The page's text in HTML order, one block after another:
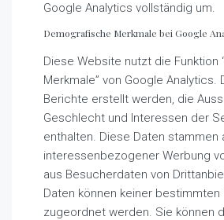
Google Analytics vollständig um.
Demografische Merkmale bei Google
Diese Website nutzt die Funktion
Merkmale” von Google Analytics.
Berichte erstellt werden, die
Geschlecht und Interessen der
enthalten. Diese Daten stammen
interessenbezogener Werbung
aus Besucherdaten von
Daten können keiner bestimmten
zugeordnet werden. Sie können